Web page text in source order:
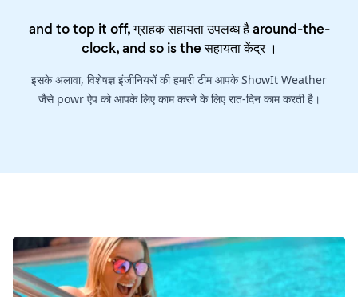
and to top it off, ग्राहक सहायता उपलब्ध है around-the-
clock, and so is theसहायता केंद्र।
इसके अलावा, विशेषज्ञ इंजीनियरों की हमारी टीम आपके ShowIt Weather
जैसे powr ऐप को आपके लिए काम करने के लिए रात-दिन काम करती है।